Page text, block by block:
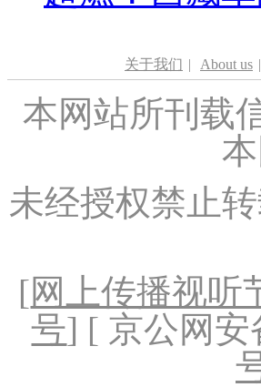
关于我们 | About us |
本网站所刊载
未经授权禁止
[网上传播视听
号] [ 京公网安